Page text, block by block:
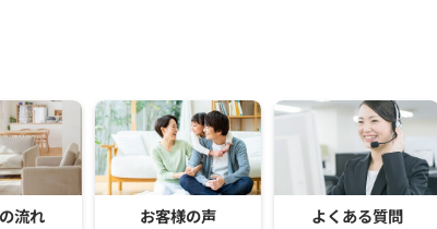
流れ お客様の声 よくある質問